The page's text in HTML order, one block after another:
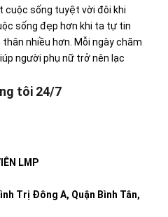
cuộc sống tuyệt vời đôi khi
sống đẹp hơn khi ta tự tin
nhiều hơn. Mỗi ngày chăm
người phụ nữ trở nên lạc
tôi 24/7
LMP
Trị Đông A, Quận Bình Tân,